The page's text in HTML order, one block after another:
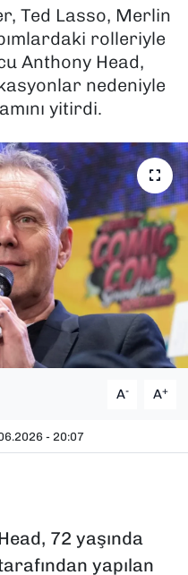
Ted Lasso, Merlin
rolleriyle
Anthony Head,
nedeniyle
yitirdi.
A- A+
- 20:07
72 yaşında
yapılan